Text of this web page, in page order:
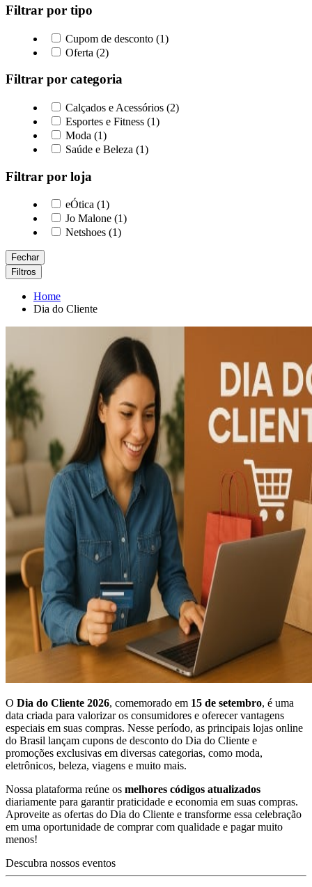
Filtrar por tipo
Cupom de desconto (1)
Oferta (2)
Filtrar por categoria
Calçados e Acessórios (2)
Esportes e Fitness (1)
Moda (1)
Saúde e Beleza (1)
Filtrar por loja
eÓtica (1)
Jo Malone (1)
Netshoes (1)
Fechar
Filtros
Home
Dia do Cliente
O Dia do Cliente 2026, comemorado em 15 de setembro, é uma
data criada para valorizar os consumidores e oferecer vantagens
especiais em suas compras. Nesse período, as principais lojas online
do Brasil lançam cupons de desconto do Dia do Cliente e
promoções exclusivas em diversas categorias, como moda,
eletrônicos, beleza, viagens e muito mais.
Nossa plataforma reúne os melhores códigos atualizados
diariamente para garantir praticidade e economia em suas compras.
Aproveite as ofertas do Dia do Cliente e transforme essa celebração
em uma oportunidade de comprar com qualidade e pagar muito
menos!
Descubra nossos eventos